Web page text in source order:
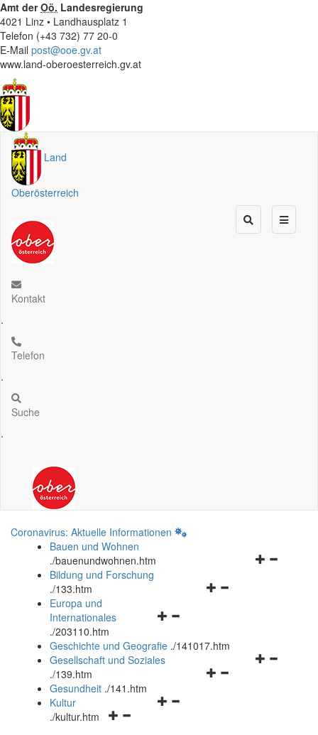
Amt derOö. Landesregierung
4021 Linz • Landhausplatz 1
Telefon (+43 732) 77 20-0
E-Mail post@ooe.gv.at
www.land-oberoesterreich.gv.at
Land
Oberösterreich
Kontakt
.
Telefon
.
Suche
.
Coronavirus: Aktuelle Informationen
Bauen und Wohnen
./bauenundwohnen.htm
Navigationsmenü
Bildung und Forschung
./133.htm
Navigationsmenü
und
schließen
Europa und
Internationales
./203110.htm
Geschichte und Geografie ./141017.htm
Navigationsmenü
Gesellschaft und Soziales
./139.htm
Navigationsmenü
Gesundheit ./141.htm
Navigationsmenü
Kultur
./kultur.htm